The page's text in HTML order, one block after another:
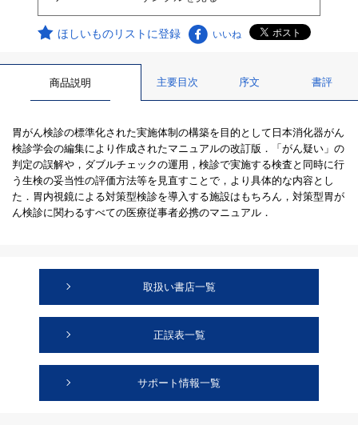
ほしいものリストに登録 いいね
商品説明 主要目次 序文 書評
胃がん検診の標準化された実施体制の構築を目的として日本消化器がん
検診学会の編集により作成されたマニュアルの改訂版．「がん疑い」の
判定の誤解や，ダブルチェックの運用，検診で実施する検査と同時に行
う生検の妥当性の評価方法等を見直すことで，より具体的な内容とし
た．胃内視鏡による対策型検診を導入する施設はもちろん，対策型胃が
ん検診に関わるすべての医療従事者必携のマニュアル．
取扱い書店一覧
正誤表一覧
サポート情報一覧